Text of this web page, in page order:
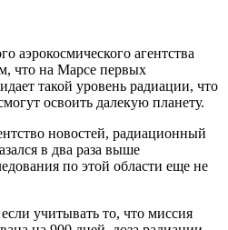
аэрокосмического агентства
что на Марсе первых
такой уровень радиации, что
освоить далекую планету.
новостей, радиационный
в два раза выше
по этой области еще не
учитывать то, что миссия